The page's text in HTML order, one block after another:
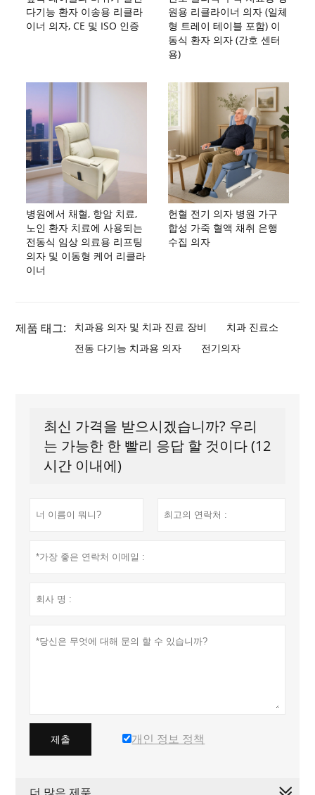
다기능 환자 이송용 리클라
이너 의자, CE 및 ISO 인증
원용 리클라이너 의자 (일체
형 트레이 테이블 포함) 이
동식 환자 의자 (간호 센터
용)
병원에서 채혈, 항암 치료,
노인 환자 치료에 사용되는
전동식 임상 의료용 리프팅
의자 및 이동형 케어 리클라
이너
헌혈 전기 의자 병원 가구
합성 가죽 혈액 채취 은행
수집 의자
제품 태그: 치과용 의자 및 치과 진료 장비
치과 진료소
전동 다기능 치과용 의자
전기의자
최신 가격을 받으시겠습니까? 우리
는 가능한 한 빨리 응답 할 것이다 (12
시간 이내에)
제출 개인 정보 정책